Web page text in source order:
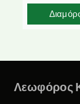
Λεωφόρος